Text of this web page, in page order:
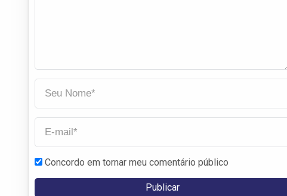
Concordo em tornar meu comentário público